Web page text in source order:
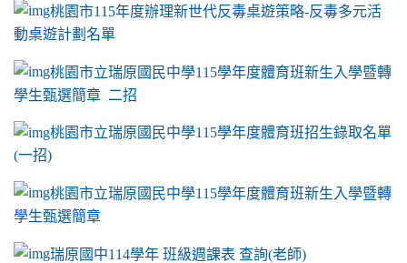
link to https://sites.google.com/a/m2.ryjh.tyc.edu.tw/ryjh011/
桃園市115年度辦理新世代反毒桌遊策略-反毒多元活
動桌遊計劃名單
桃園市立瑞原國民中學115學年度體育班新生入學暨轉
學生甄選簡章 二招
桃園市立瑞原國民中學115學年度體育班招生錄取名單
(一招)
桃園市立瑞原國民中學115學年度體育班新生入學暨轉
學生甄選簡章
瑞原國中114學年 班級週課表 查詢(老師)